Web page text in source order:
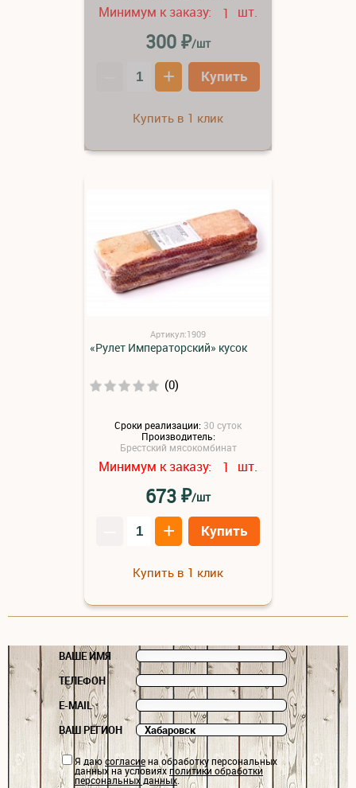
Минимум к заказу: 1 шт.
300₽/шт
+ Купить
Купить в 1 клик
Артикул:1909
«Рулет Императорский» кусок
(0)
Сроки реализации: 30 суток
Производитель:
Брестский мясокомбинат
Минимум к заказу: 1 шт.
673₽/шт
+ Купить
Купить в 1 клик
ВАШЕ ИМЯ
ТЕЛЕФОН
E-MAIL
ВАШ РЕГИОН
Я даюсогласиена обработку персональных
данных на условияхполитики обработки
персональных данных.